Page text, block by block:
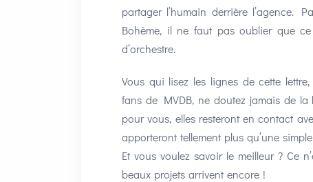
partager l’humain derrière l’agence.
Bohème, il ne faut pas oublier que
d’orchestre.
Vous qui lisez les lignes de cette
fans de MVDB, ne doutez jamais de la
pour vous, elles resteront en contact
apporteront tellement plus qu’une
Et vous voulez savoir le meilleur ? Ce
beaux projets arrivent encore !